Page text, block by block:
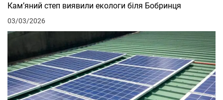
Кам’яний степ виявили екологи біля Бобринця
03/03/2026